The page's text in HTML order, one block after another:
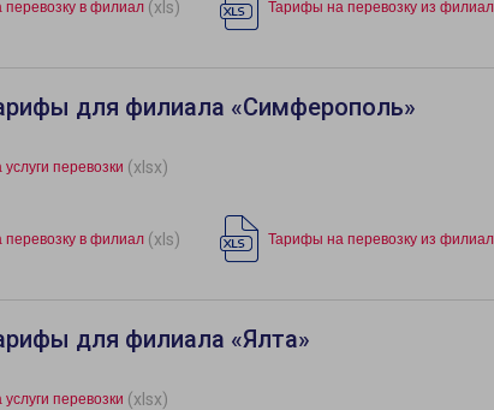
в филиал (xls) Тарифы на перевозку из
для филиала «Симферополь»
перевозки (xlsx)
в филиал (xls) Тарифы на перевозку из
для филиала «Ялта»
перевозки (xlsx)